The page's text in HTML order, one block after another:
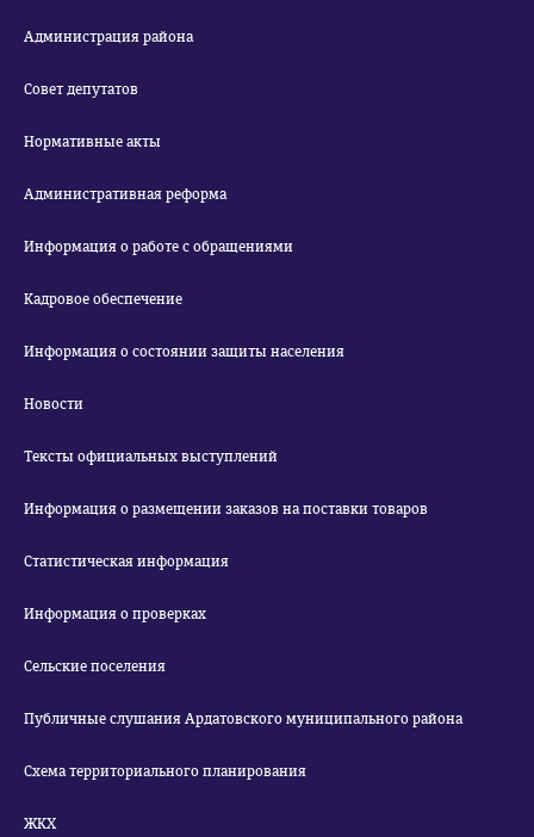
Администрация района
Совет депутатов
Нормативные акты
Административная реформа
Информация о работе с обращениями
Кадровое обеспечение
Информация о состоянии защиты населения
Новости
Тексты официальных выступлений
Информация о размещении заказов на поставки товаров
Статистическая информация
Информация о проверках
Сельские поселения
Публичные слушания Ардатовского муниципального района
Схема территориального планирования
ЖКХ